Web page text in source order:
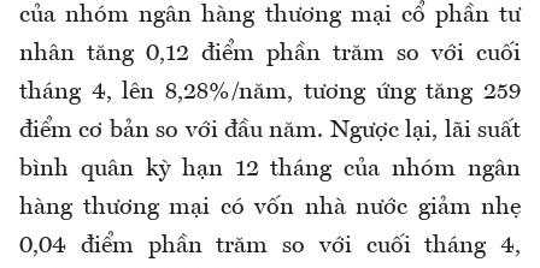
của nhóm ngân hàng thương mại cổ phần tư
nhân tăng 0,12 điểm phần trăm so với cuối
tháng 4, lên 8,28%/năm, tương ứng tăng 259
điểm cơ bản so với đầu năm. Ngược lại, lãi suất
bình quân kỳ hạn 12 tháng của nhóm ngân
hàng thương mại có vốn nhà nước giảm nhẹ
0,04 điểm phần trăm so với cuối tháng 4,